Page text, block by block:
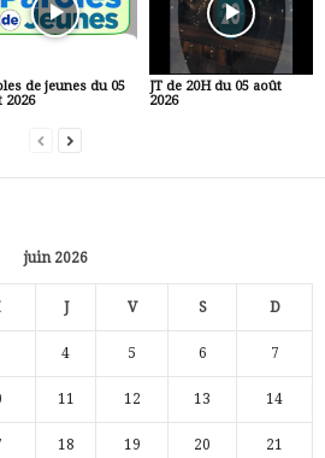
de jeunes du 05
2026
JT de 20H du 05 août
2026
juin 2026
J V S D
4 5 6 7
11 12 13 14
18 19 20 21